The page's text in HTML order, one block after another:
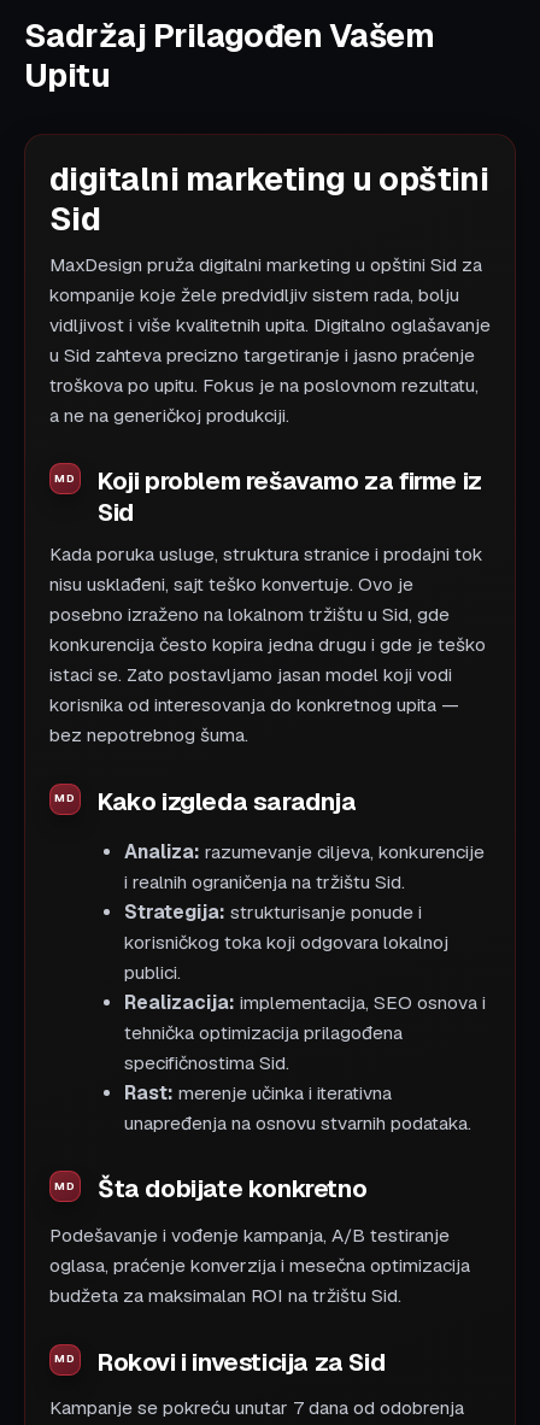
Sadržaj Prilagođen Vašem
Upitu
digitalni marketing u opštini
Sid
MaxDesign pruža digitalni marketing u opštini Sid za
kompanije koje žele predvidljiv sistem rada, bolju
vidljivost i više kvalitetnih upita. Digitalno oglašavanje
u Sid zahteva precizno targetiranje i jasno praćenje
troškova po upitu. Fokus je na poslovnom rezultatu,
a ne na generičkoj produkciji.
Koji problem rešavamo za firme iz
Sid
Kada poruka usluge, struktura stranice i prodajni tok
nisu usklađeni, sajt teško konvertuje. Ovo je
posebno izraženo na lokalnom tržištu u Sid, gde
konkurencija često kopira jedna drugu i gde je teško
istaci se. Zato postavljamo jasan model koji vodi
korisnika od interesovanja do konkretnog upita —
bez nepotrebnog šuma.
Kako izgleda saradnja
Analiza: razumevanje ciljeva, konkurencije
i realnih ograničenja na tržištu Sid.
Strategija: strukturisanje ponude i
korisničkog toka koji odgovara lokalnoj
publici.
Realizacija: implementacija, SEO osnova i
tehnička optimizacija prilagođena
specifičnostima Sid.
Rast: merenje učinka i iterativna
unapređenja na osnovu stvarnih podataka.
Šta dobijate konkretno
Podešavanje i vođenje kampanja, A/B testiranje
oglasa, praćenje konverzija i mesečna optimizacija
budžeta za maksimalan ROI na tržištu Sid.
Rokovi i investicija za Sid
Kampanje se pokreću unutar 7 dana od odobrenja